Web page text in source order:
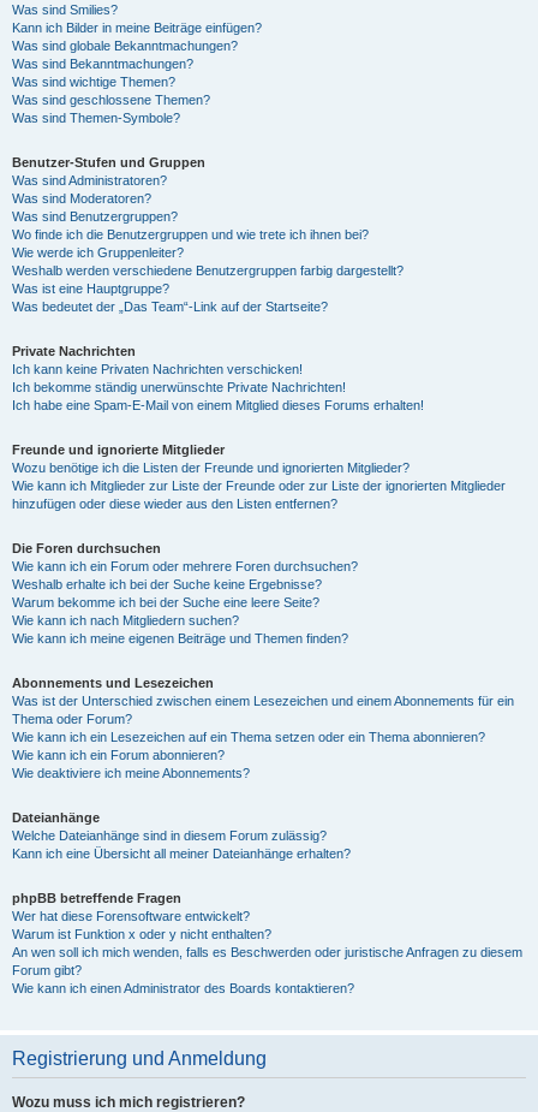
Was sind Smilies?
Kann ich Bilder in meine Beiträge einfügen?
Was sind globale Bekanntmachungen?
Was sind Bekanntmachungen?
Was sind wichtige Themen?
Was sind geschlossene Themen?
Was sind Themen-Symbole?
Benutzer-Stufen und Gruppen
Was sind Administratoren?
Was sind Moderatoren?
Was sind Benutzergruppen?
Wo finde ich die Benutzergruppen und wie trete ich ihnen bei?
Wie werde ich Gruppenleiter?
Weshalb werden verschiedene Benutzergruppen farbig dargestellt?
Was ist eine Hauptgruppe?
Was bedeutet der „Das Team“-Link auf der Startseite?
Private Nachrichten
Ich kann keine Privaten Nachrichten verschicken!
Ich bekomme ständig unerwünschte Private Nachrichten!
Ich habe eine Spam-E-Mail von einem Mitglied dieses Forums erhalten!
Freunde und ignorierte Mitglieder
Wozu benötige ich die Listen der Freunde und ignorierten Mitglieder?
Wie kann ich Mitglieder zur Liste der Freunde oder zur Liste der ignorierten Mitglieder
hinzufügen oder diese wieder aus den Listen entfernen?
Die Foren durchsuchen
Wie kann ich ein Forum oder mehrere Foren durchsuchen?
Weshalb erhalte ich bei der Suche keine Ergebnisse?
Warum bekomme ich bei der Suche eine leere Seite?
Wie kann ich nach Mitgliedern suchen?
Wie kann ich meine eigenen Beiträge und Themen finden?
Abonnements und Lesezeichen
Was ist der Unterschied zwischen einem Lesezeichen und einem Abonnements für ein
Thema oder Forum?
Wie kann ich ein Lesezeichen auf ein Thema setzen oder ein Thema abonnieren?
Wie kann ich ein Forum abonnieren?
Wie deaktiviere ich meine Abonnements?
Dateianhänge
Welche Dateianhänge sind in diesem Forum zulässig?
Kann ich eine Übersicht all meiner Dateianhänge erhalten?
phpBB betreffende Fragen
Wer hat diese Forensoftware entwickelt?
Warum ist Funktion x oder y nicht enthalten?
An wen soll ich mich wenden, falls es Beschwerden oder juristische Anfragen zu diesem
Forum gibt?
Wie kann ich einen Administrator des Boards kontaktieren?
Registrierung und Anmeldung
Wozu muss ich mich registrieren?